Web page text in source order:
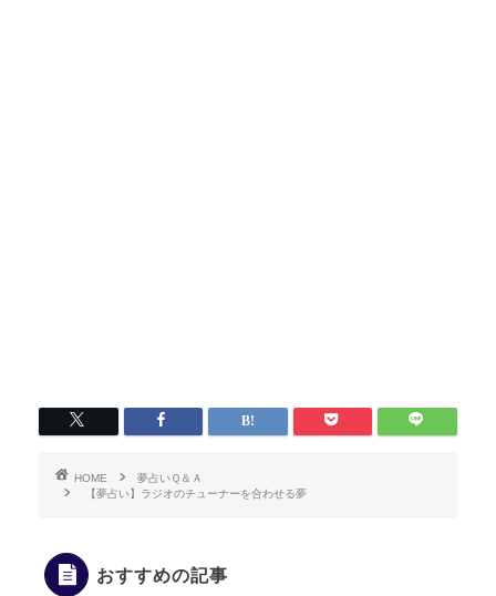
HOME
夢占いＱ＆Ａ
【夢占い】ラジオのチューナーを合わせる夢
おすすめの記事